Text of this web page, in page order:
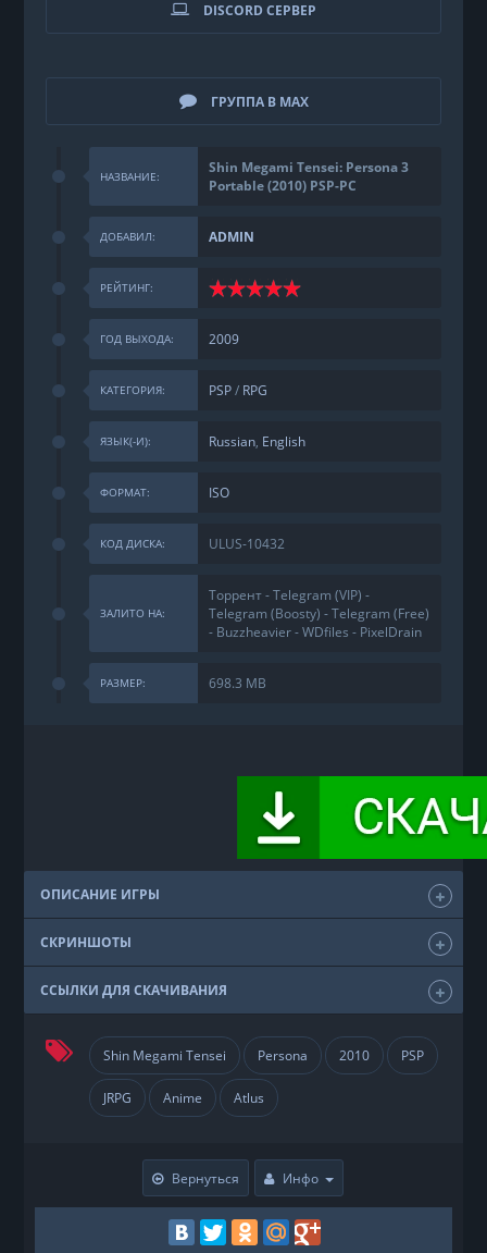
DISCORD СЕРВЕР
ГРУППА В MAX
НАЗВАНИЕ:
Shin Megami Tensei: Persona 3
Portable (2010) PSP-PC
ДОБАВИЛ: ADMIN
РЕЙТИНГ:
ГОД ВЫХОДА: 2009
КАТЕГОРИЯ: PSP/ RPG
ЯЗЫК(-И): Russian, English
ФОРМАТ: ISO
КОД ДИСКА: ULUS-10432
ЗАЛИТО НА:
Торрент - Telegram (VIP) -
Telegram (Boosty) - Telegram (Free)
- Buzzheavier - WDfiles - PixelDrain
РАЗМЕР: 698.3 MB
ОПИСАНИЕ ИГРЫ
СКРИНШОТЫ
ССЫЛКИ ДЛЯ СКАЧИВАНИЯ
Shin Megami Tensei Persona 2010 PSP
JRPG Anime Atlus
Вернуться Инфо